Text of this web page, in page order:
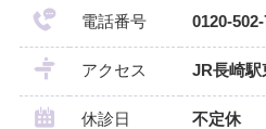
電話番号 0120-
アクセス JR長崎駅
休診日 不定休